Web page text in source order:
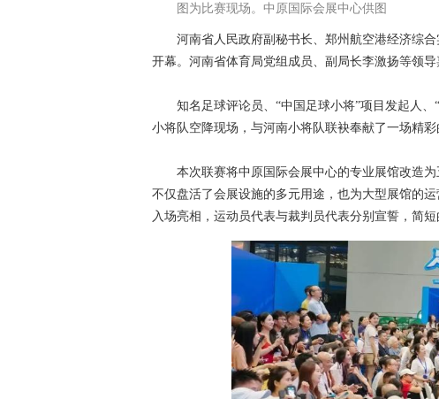
图为比赛现场。中原国际会展中心供图
河南省人民政府副秘书长、郑州航空港经济综合
开幕。河南省体育局党组成员、副局长李激扬等领导
知名足球评论员、“中国足球小将”项目发起人、
小将队空降现场，与河南小将队联袂奉献了一场精
本次联赛将中原国际会展中心的专业展馆改造为
不仅盘活了会展设施的多元用途，也为大型展馆的
入场亮相，运动员代表与裁判员代表分别宣誓，简短